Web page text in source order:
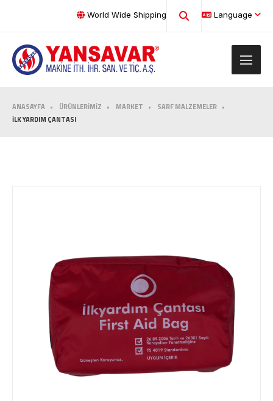
World Wide Shipping Language
ANASAYFA ÜRÜNLERİMİZ MARKET
SARF MALZEMELER
İLK YARDIM ÇANTASI